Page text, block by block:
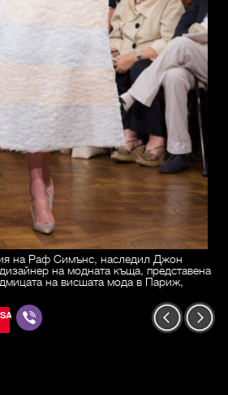
на Раф Симънс, наследил Джон
на модната къща, представена
на висшата мода в Париж,
SAVE